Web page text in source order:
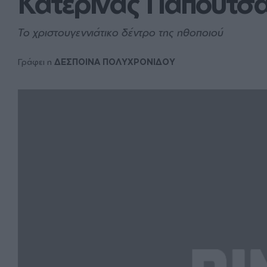
Το χριστουγεννιάτικο δέντρο της ηθοποιού
Γράφει η ΔΕΣΠΟΙΝΑ ΠΟΛΥΧΡΟΝΙΔΟΥ